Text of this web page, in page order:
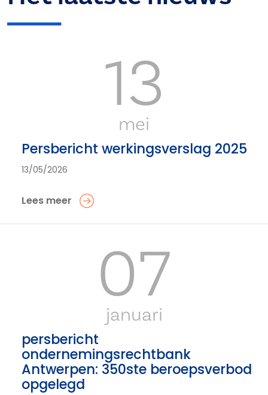
13
mei
Persbericht werkingsverslag 2025
13/05/2026
Lees meer
07
januari
persbericht
ondernemingsrechtbank
Antwerpen: 350ste beroepsverbod
opgelegd